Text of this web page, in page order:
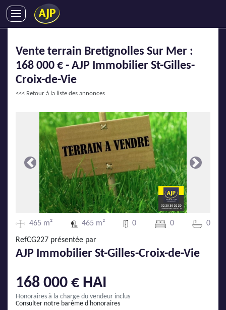
VENTES
LOCATIONS
GESTION LOCATIVE
IMMOBILIER NEUF
LOCATIONS DE VACANCES
ENTREPRISES
DEVENIR FRANCHISÉ
AJP Recrute
AJP Actualités
Service Qualité Clients
Vente terrain Bretignolles Sur Mer :
168 000 € - AJP Immobilier St-Gilles-
Croix-de-Vie
<<< Retour à la liste des annonces
Précédente Suivante
465 m² 465 m² 0 0 0
RefCG227 présentée par
AJP Immobilier St-Gilles-Croix-de-Vie
168 000 € HAI
Honoraires à la charge du vendeur inclus
Consulter notre barème d'honoraires